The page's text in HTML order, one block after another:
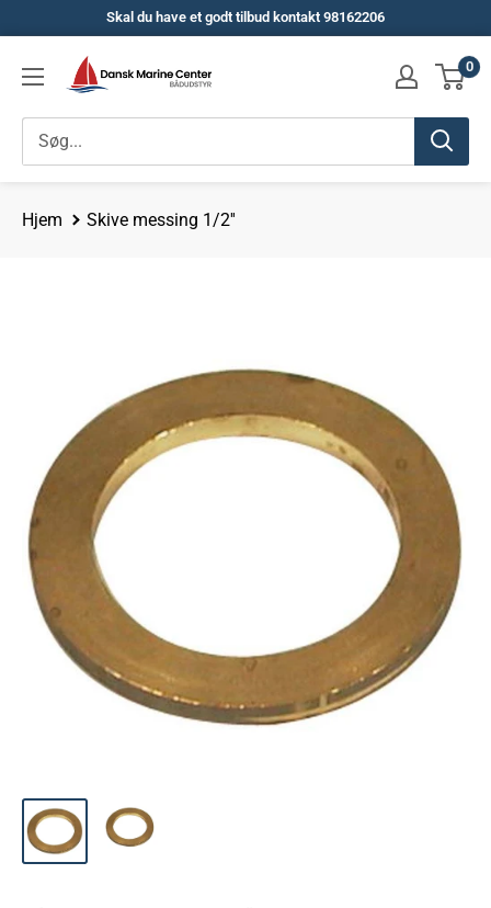
indhold
Skal du have et godt tilbud kontakt 98162206
Dansk
Marine
0
Hjem Skive messing 1/2''